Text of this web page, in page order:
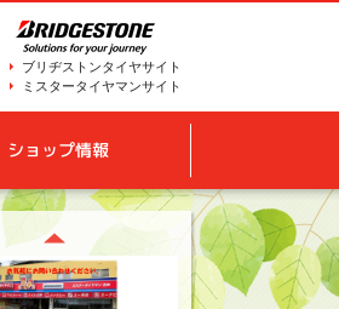
ブリヂストンタイヤサイト
ミスタータイヤマンサイト
ショップ情報